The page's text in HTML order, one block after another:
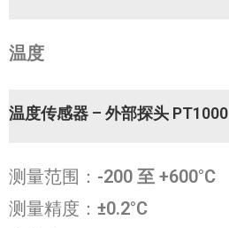
温度
温度传感器 – 外部探头 PT1000
测量范围： -200 至 +600°C
测量精度： ±0.2°C